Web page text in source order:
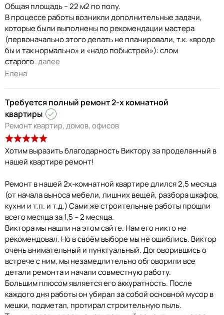
Общая площадь – 22 м2 по полу.
В процессе работы возникли дополнительные задачи,
которые были выполнены по рекомендации мастера
(первоначально этого делать не планировали, т.к. «вроде
бы и так нормально» и «надо побыстрей»): слом
старого..далее
Елена
Требуется полный ремонт 2-х комнатной
квартиры
Ремонт квартир, домов, офисов
Хотим выразить благодарность Виктору за проделанный в
нашей квартире ремонт!
Ремонт в нашей 2х-комнатной квартире длился 2,5 месяца
(от начала выноса мебели, лишних вещей, разбора шкафов,
кухни и т.п. и т.д.) Сами же строительные работы прошли
всего месяца за 1,5 – 2 месяца.
Виктора мы нашли на этом сайте. Нам его никто не
рекомендовал. Но в своём выборе мы не ошиблись. Виктор
очень внимательный и пунктуальный. Договорившись о
встрече с ним, мы незамедлительно обговорили все
детали ремонта и начали совместную работу.
Большим плюсом является его аккуратность. После
каждого дня работы он убирал за собой основной мусор в
мешки, подметал, протирал строительную пыль.